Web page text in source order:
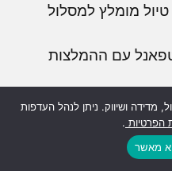
מומלץ למסלול
עם ההמלצות
הגולן: מסלול קל
הקדושה: בירת היוגה
מדידה ושיווק. ניתן לנהל העדפות
הפרטיות .
מאשר